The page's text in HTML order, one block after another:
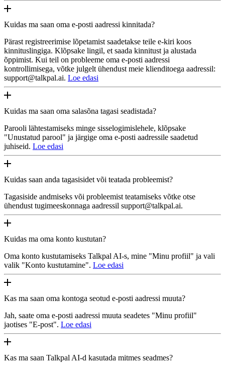
Kuidas ma saan oma e-posti aadressi kinnitada?
Pärast registreerimise lõpetamist saadetakse teile e-kiri koos
kinnituslingiga. Klõpsake lingil, et saada kinnitust ja alustada
õppimist. Kui teil on probleeme oma e-posti aadressi
kontrollimisega, võtke julgelt ühendust meie klienditoega aadressil:
support@talkpal.ai. Loe edasi
Kuidas ma saan oma salasõna tagasi seadistada?
Parooli lähtestamiseks minge sisselogimislehele, klõpsake
"Unustatud parool" ja järgige oma e-posti aadressile saadetud
juhiseid. Loe edasi
Kuidas saan anda tagasisidet või teatada probleemist?
Tagasiside andmiseks või probleemist teatamiseks võtke otse
ühendust tugimeeskonnaga aadressil support@talkpal.ai.
Kuidas ma oma konto kustutan?
Oma konto kustutamiseks Talkpal AI-s, mine "Minu profiil" ja vali
valik "Konto kustutamine". Loe edasi
Kas ma saan oma kontoga seotud e-posti aadressi muuta?
Jah, saate oma e-posti aadressi muuta seadetes "Minu profiil"
jaotises "E-post". Loe edasi
Kas ma saan Talkpal AI-d kasutada mitmes seadmes?